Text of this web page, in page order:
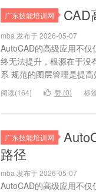
广东技能培训网 CAD
mba 发布于 2026-05-07
AutoCAD的高级应用不
终无法提升，根源在于没
系 规范的图层管理是提
阅读(164) 赞 (0) 标
广东技能培训网
路径
mba 发布于 2026-05-07
AutoCAD的高级应用不